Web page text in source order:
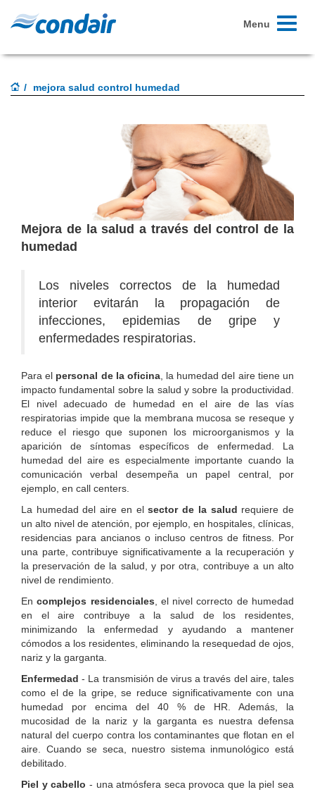
Toggle
Menu
mejora salud control humedad
Mejora de la salud a través del control de la
humedad
Los niveles correctos de la humedad
interior evitarán la propagación de
infecciones, epidemias de gripe y
enfermedades respiratorias.
Parael personal de la oficina, la humedad del aire tiene un
impacto fundamental sobre la salud y sobre la productividad.
El nivel adecuado de humedad en el aire de las vías
respiratorias impide que la membrana mucosa se reseque y
reduce el riesgo que suponen los microorganismos y la
aparición de síntomas específicos de enfermedad. La
humedad del aire es especialmente importante cuando la
comunicación verbal desempeña un papel central, por
ejemplo, en call centers.
La humedad del aire en elsector de la salud requiere de
un alto nivel de atención, por ejemplo, en hospitales, clínicas,
residencias para ancianos o incluso centros de fitness. Por
una parte, contribuye significativamente a la recuperación y
la preservación de la salud, y por otra, contribuye a un alto
nivel de rendimiento.
Encomplejos residenciales , el nivel correcto de humedad
en el aire contribuye a la salud de los residentes,
minimizando la enfermedad y ayudando a mantener
cómodos a los residentes, eliminando la resequedad de ojos,
nariz y la garganta.
Enfermedad- La transmisión de virus a través del aire, tales
como el de la gripe, se reduce significativamente con una
humedad por encima del 40 % de HR. Además, la
mucosidad de la nariz y la garganta es nuestra defensa
natural del cuerpo contra los contaminantes que flotan en el
aire. Cuando se seca, nuestro sistema inmunológico está
debilitado.
Piel y cabello - una atmósfera seca provoca que la piel sea